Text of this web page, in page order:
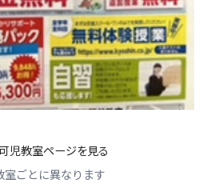
児教室ページを見る
ごとに異なります